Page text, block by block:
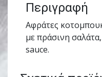
Περιγραφή
Aφράτες
µε πράσινη
sauce.